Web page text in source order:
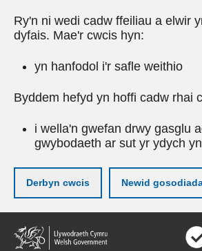
Ry'n ni wedi cadw ffeiliau a elwir
dyfais. Mae'r cwcis hyn:
yn hanfodol i'r safle weithio
Byddem hefyd yn hoffi cadw rhai
i wella'n gwefan drwy gasglu
gwybodaeth ar sut yr ydych
Derbyn cwcis Newid
Neidio
i'r